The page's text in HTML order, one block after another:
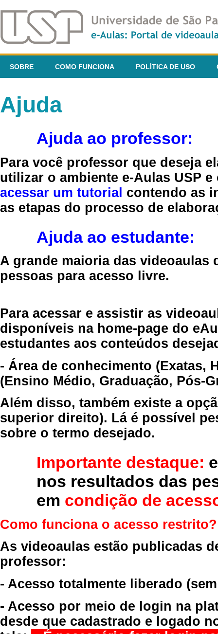
SOBRE COMO FUNCIONA POLÍTICA DE USO
Ajuda
Ajuda ao professor:
Para você professor que deseja
utilizar o ambiente e-Aulas USP
acessar um tutorial contendo as
as etapas do processo de
Ajuda ao estudante:
A grande maioria das videoaulas
pessoas para acesso livre.
Para acessar e assistir as
disponíveis na home-page do
estudantes aos conteúdos
- Área de conhecimento (Exatas,
(Ensino Médio, Graduação, Pós-
Além disso, também existe a
superior direito). Lá é possível
sobre o termo desejado.
Importante destaque:
nos resultados das
em condição de
Como funciona o acesso restrito?
As videoaulas estão publicadas
professor:
- Acesso totalmente liberado
- Acesso por meio de login na
desde que cadastrado e logado